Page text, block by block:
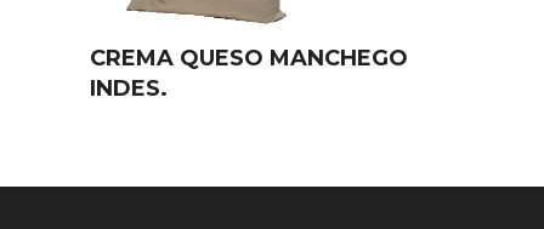
CREMA QUESO MANCHEGO
INDES.